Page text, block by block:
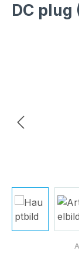
DC plug
Bildergalerie